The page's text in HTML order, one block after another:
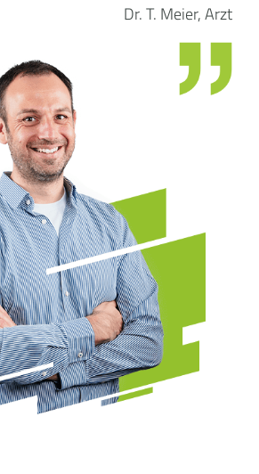
Dr. T. Meier, Arzt